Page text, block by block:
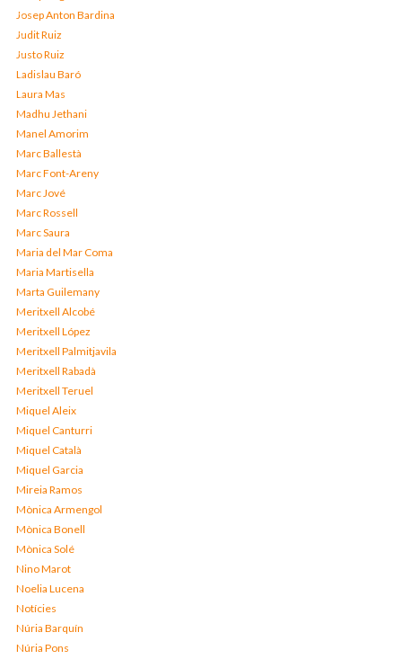
Josep Anton Bardina
Judit Ruiz
Justo Ruiz
Ladislau Baró
Laura Mas
Madhu Jethani
Manel Amorim
Marc Ballestà
Marc Font-Areny
Marc Jové
Marc Rossell
Marc Saura
Maria del Mar Coma
Maria Martisella
Marta Guilemany
Meritxell Alcobé
Meritxell López
Meritxell Palmitjavila
Meritxell Rabadà
Meritxell Teruel
Miquel Aleix
Miquel Canturri
Miquel Català
Miquel Garcia
Mireia Ramos
Mònica Armengol
Mònica Bonell
Mònica Solé
Nino Marot
Noelia Lucena
Notícies
Núria Barquín
Núria Pons